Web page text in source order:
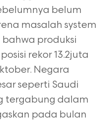
belum
masalah system
produksi
rekor 13.2juta
Negara
seperti Saudi
tergabung dalam
pada bulan